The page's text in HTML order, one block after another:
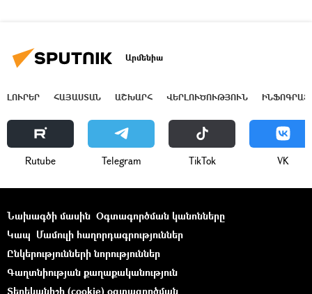
Արմենիա
ԼՈՒՐԵՐ ՀԱՅԱՍՏԱՆ ԱՇԽԱՐՀ ՎԵՐԼՈՒԾՈՒԹՅՈՒՆ
Rutube Telegram ТikТоk VK
Նախագծի մասին Օգտագործման կանոնները
Կապ Մամուլի հաղորդագրություններ
Ընկերությունների նորություններ
Գաղտնիության քաղաքականություն
Տեղեկանիշի (cookie) օգտագործման